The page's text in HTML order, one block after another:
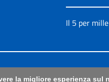
Il 5 per
la migliore esperienza